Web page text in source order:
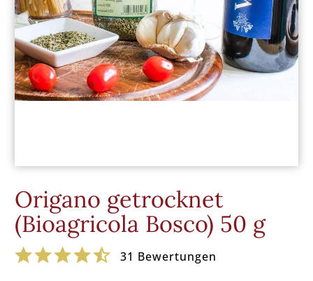
Origano getrocknet
(Bioagricola Bosco) 50 g
31 Bewertungen